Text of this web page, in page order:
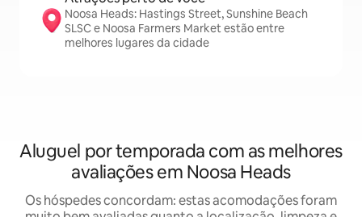
Noosa Heads: Hastings Street, Sunshine Beach
SLSC e Noosa Farmers Market estão entre
melhores lugares da cidade
Aluguel por temporada com as melhores
avaliações em Noosa Heads
Os hóspedes concordam: estas acomodações foram